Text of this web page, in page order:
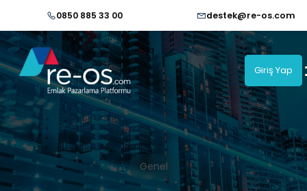
0850 885 33 00 destek@re-os.com
Giriş Yap
Genel